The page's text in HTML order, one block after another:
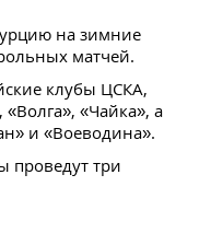
на зимние
матчей.
клубы ЦСКА,
«Чайка», а
и «Воеводина».
проведут три